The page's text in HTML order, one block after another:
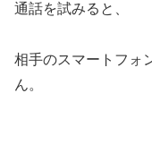
通話を試みると、
相手のスマートフォ
ん。